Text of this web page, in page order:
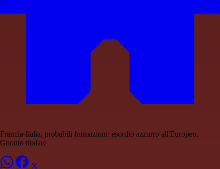
Francia-Italia, probabili formazioni: esordio azzurro all'Europeo,
Gnonto titolare